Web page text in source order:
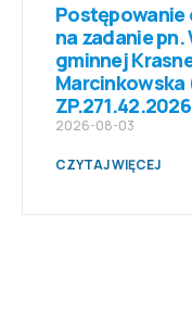
Postępowanie
na zadanie
gminnej
Marcinkowska
2026-08-03
CZYTAJ WIĘCEJ